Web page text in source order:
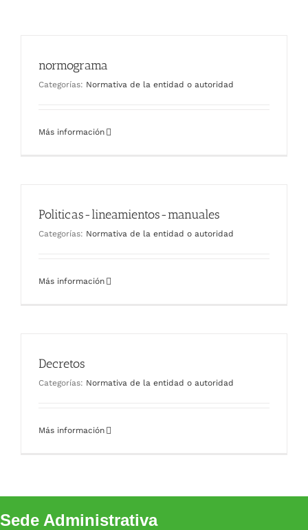
normograma
Categorías: Normativa de la entidad o autoridad
Más información
Politicas-lineamientos-manuales
Categorías: Normativa de la entidad o autoridad
Más información
Decretos
Categorías: Normativa de la entidad o autoridad
Más información
Sede Administrativa